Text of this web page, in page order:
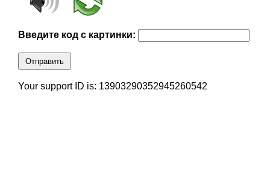
Введите код с картинки:
Отправить
Your support ID is: 13903290352945260542